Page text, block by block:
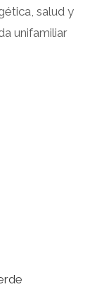
, salud y
unifamiliar